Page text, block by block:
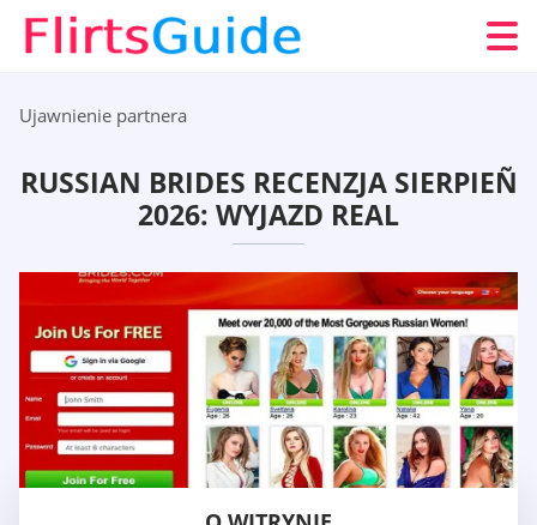
Ujawnienie partnera
RUSSIAN BRIDES RECENZJA SIERPIEÑ
2026: WYJAZD REAL